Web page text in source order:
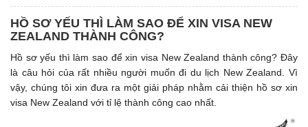
HỒ SƠ YẾU THÌ LÀM SAO ĐỂ XIN VISA NEW
ZEALAND THÀNH CÔNG?
Hồ sơ yếu thì làm sao để xin visa New Zealand thành công? Đây
là câu hỏi của rất nhiều người muốn đi du lịch New Zealand. Vì
vậy, chúng tôi xin đưa ra một giải pháp nhằm cải thiện hồ sơ xin
visa New Zealand với tỉ lệ thành công cao nhất.